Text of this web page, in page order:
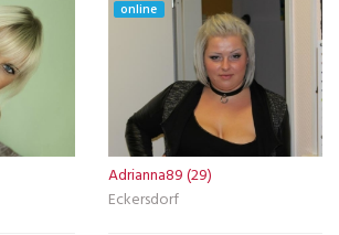
online
Adrianna89 (29)
Eckersdorf